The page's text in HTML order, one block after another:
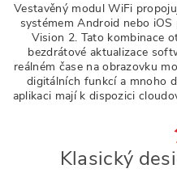
Vestavěný modul WiFi
systémem Android nebo
Vision 2. Tato kombinace
bezdrátové aktualizace
reálném čase na obrazovku
digitálních funkcí a mnoho
aplikaci mají k dispozici
Klasický